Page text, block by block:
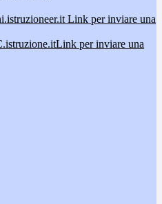
Link per inviare una
Link per inviare una